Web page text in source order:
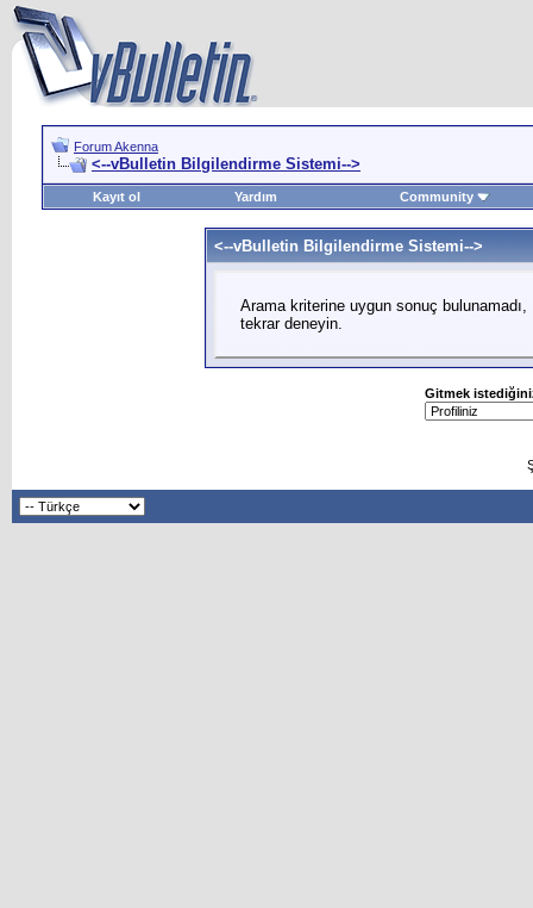
Forum Akenna
<--vBulletin Bilgilendirme Sistemi-->
Kayıt ol Yardım Community
<--vBulletin Bilgilendirme Sistemi-->
Arama kriterine uygun sonuç
tekrar deneyin.
Gitmek